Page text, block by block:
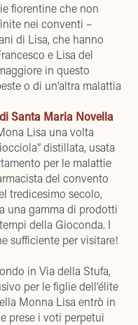
fiorentine che non
nei conventi –
di Lisa, che hanno
e Lisa del
in questo
o di un’altra malattia
Santa Maria Novella
Lisa una volta
distillata, usata
per le malattie
del convento
tredicesimo secolo,
una gamma di prodotti
della Gioconda. I
sufficiente per visitare!
in Via della Stufa,
per le figlie dell’élite
Monna Lisa entrò in
prese i voti perpetui